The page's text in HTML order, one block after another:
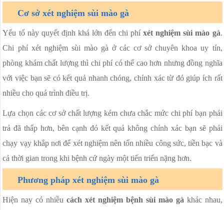
Cơ sở xét nghiệm sùi mào gà
Yếu tố này quyết định khá lớn đến chi phíxét nghiệm sùi mào gà.
Chi phí xét nghiệm sùi mào gà ở các cơ sở chuyên khoa uy tín,
phòng khám chất lượng thì chi phí có thể cao hơn nhưng đồng nghĩa
với việc bạn sẽ có kết quả nhanh chóng, chính xác từ đó giúp ích rất
nhiều cho quá trình điều trị.
Lựa chọn các cơ sở chất lượng kém chưa chắc mức chi phí bạn phải
trả đã thấp hơn, bên cạnh đó kết quả không chính xác bạn sẽ phải
chạy vạy khắp nơi để xét nghiệm nên tốn nhiều công sức, tiền bạc và
cả thời gian trong khi bệnh cứ ngày một tiến triển nặng hơn.
Phương pháp xét nghiệm sùi mào gà
Hiện nay có nhiềucách xét nghiệm bệnh sùi mào gà khác nhau,